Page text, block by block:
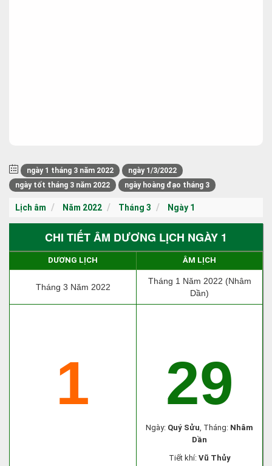
ngày 1 tháng 3 năm 2022
ngày 1/3/2022
ngày tốt tháng 3 năm 2022
ngày hoàng đạo tháng 3
Lịch âm Năm 2022 Tháng 3 Ngày 1
CHI TIẾT ÂM DƯƠNG LỊCH NGÀY 1
DƯƠNG LỊCH ÂM LỊCH
Tháng 3 Năm 2022
Tháng 1 Năm 2022 (Nhâm
Dần)
1 29
Ngày: Quý Sửu, Tháng: Nhâm
Dần
Tiết khí: Vũ Thủy